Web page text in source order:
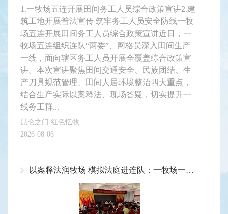
1.一牧场五连开展田间务工人员综合政策宣讲2.建
筑工地开展普法宣传 筑牢务工人员安全防线一牧
场五连开展田间务工人员综合政策宣讲近日，一
牧场五连组织连队“两委”、网格员深入田间生产
一线，面向辖区务工人员开展全覆盖综合政策宣
讲。本次宣讲聚焦田间交通安全、民族团结、生
产刀具规范管理、田间人居环境整治四大重点，
结合生产实际以案释法、现场答疑，切实提升一
线务工群...
昆仑之门 红色忆牧
2026-08-06
以案释法润牧场 模拟法庭进连队：一牧场一连开展返乡学生暑期模拟法庭普法活动